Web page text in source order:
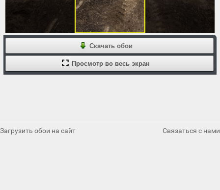
Скачать обои
Просмотр во весь экран
Загрузить обои на сайт Связаться с нами